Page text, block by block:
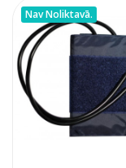
Nav Noliktavā.